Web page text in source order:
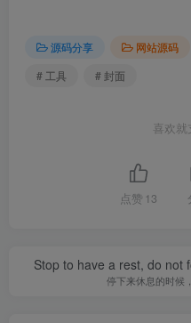
源码分享
网站源码
# 工具
# 封面
喜欢
点赞 13
Stop to have a rest, do not
停下来休息的时候